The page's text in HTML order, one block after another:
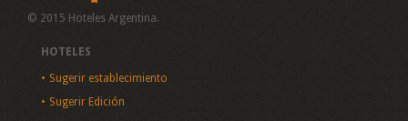
© 2015 Hoteles Argentina.
HOTELES
Sugerir establecimiento
Sugerir Edición